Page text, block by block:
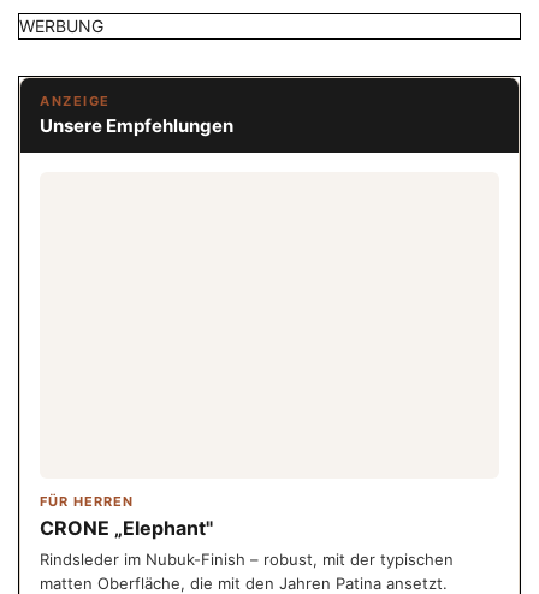
WERBUNG
ANZEIGE
Unsere Empfehlungen
FÜR HERREN
CRONE „Elephant"
Rindsleder im Nubuk-Finish – robust, mit der typischen
matten Oberfläche, die mit den Jahren Patina ansetzt.